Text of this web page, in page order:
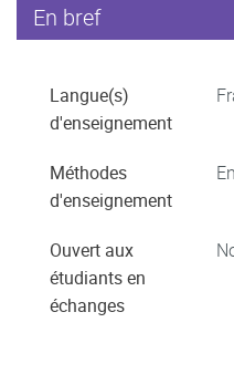
En bref
Langue(s)
d'enseignement
Méthodes
d'enseignement
Ouvert aux
étudiants en
échanges